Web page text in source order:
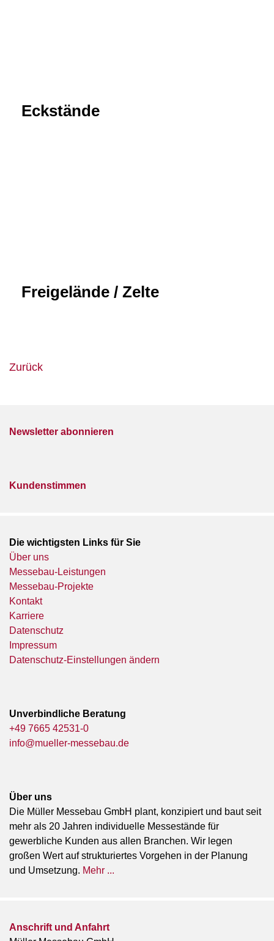
Eckstände
Freigelände / Zelte
Zurück
Newsletter abonnieren
Kundenstimmen
Die wichtigsten Links für Sie
Über uns
Messebau-Leistungen
Messebau-Projekte
Kontakt
Karriere
Datenschutz
Impressum
Datenschutz-Einstellungen ändern
Unverbindliche Beratung
+49 7665 42531-0
info@mueller-messebau.de
Über uns
Die Müller Messebau GmbH plant, konzipiert und baut seit
mehr als 20 Jahren individuelle Messestände für
gewerbliche Kunden aus allen Branchen. Wir legen
großen Wert auf strukturiertes Vorgehen in der Planung
und Umsetzung. Mehr ...
Anschrift und Anfahrt